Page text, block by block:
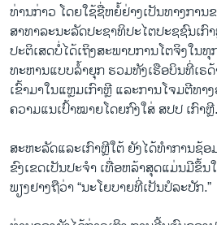
ທ່ານກ່າວ ໂດຍໃຊ້ຊື່ຫຍໍ້ຢ່າງເປັນທາງການ
ສາທາລະນະລັດປະຊາທິປະໄຕປະຊຊົນເກົ
ປະຕິເສດບໍ່ໄດ້ເຖິງສະພາບການໂຕຈິງໃນ
ທະຫານແບບລ້ຳຍຸກ ຮວມທັງເຮືອບິນທີ່ເຣ
ເຂົ້າມາໃນແຫຼມເກົາຫຼີ ແລະການໂຈມຕີທ
ຄວາມແນເປົ້າໝາຍໂດຍກົງໃສ່ ສປປ ເກົາຫຼີ
ສະຫະລັດແລະເກົາຫຼີໃຕ້ ຍັງໄດ້ທຳການຊ້
ຂົງເຂດເປັນປະຈຳ ເທື່ອຫລ້າສຸດແມ່ນມີຂຶ້ນ
ພຽງຢາງຖືວ່າ “ນະໂຍບາຍທີ່ເປັນປໍລະປັກ.”